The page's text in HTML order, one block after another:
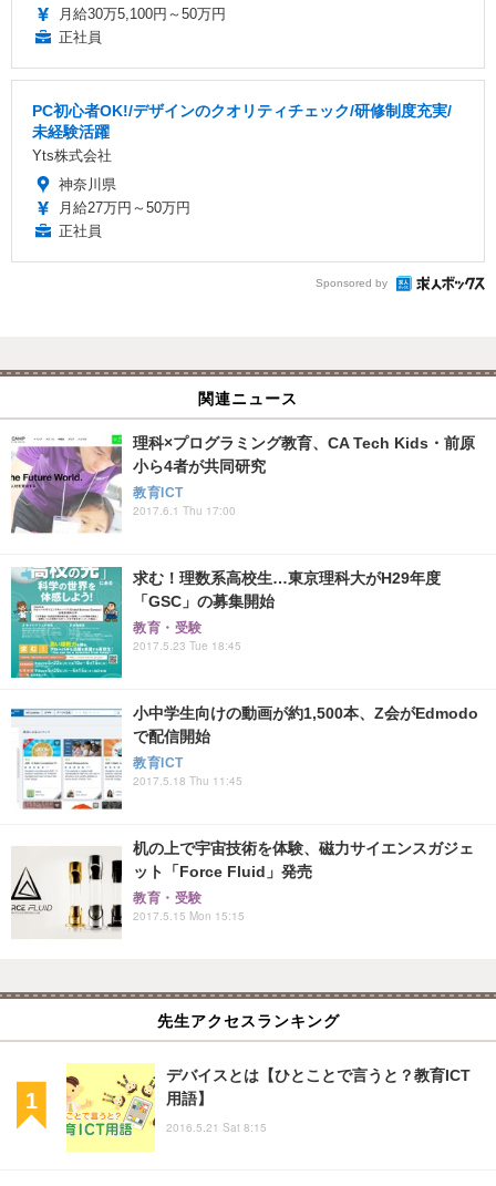
月給30万5,100円～50万円
正社員
PC初心者OK!/デザインのクオリティチェック/研修制度充実/
未経験活躍
Yts株式会社
神奈川県
月給27万円～50万円
正社員
Sponsored by
関連ニュース
理科×プログラミング教育、CA Tech Kids・前原
小ら4者が共同研究
教育ICT
2017.6.1 Thu 17:00
求む！理数系高校生…東京理科大がH29年度
「GSC」の募集開始
教育・受験
2017.5.23 Tue 18:45
小中学生向けの動画が約1,500本、Z会がEdmodo
で配信開始
教育ICT
2017.5.18 Thu 11:45
机の上で宇宙技術を体験、磁力サイエンスガジェ
ット「Force Fluid」発売
教育・受験
2017.5.15 Mon 15:15
先生アクセスランキング
デバイスとは【ひとことで言うと？教育ICT
用語】
2016.5.21 Sat 8:15